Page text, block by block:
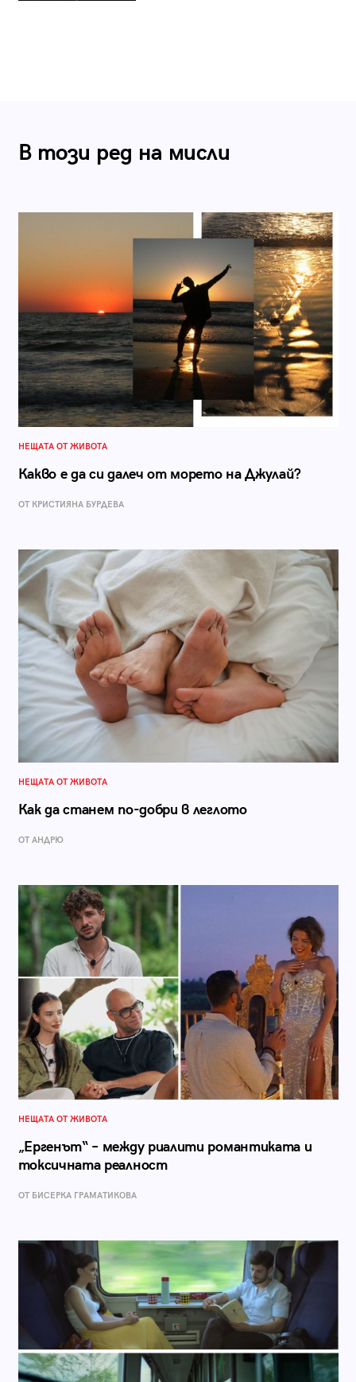
В този ред на мисли
НЕЩАТА ОТ ЖИВОТА
Какво е да си далеч от морето на Джулай?
ОТ КРИСТИЯНА БУРДЕВА
НЕЩАТА ОТ ЖИВОТА
Как да станем по-добри в леглото
ОТ АНДРЮ
НЕЩАТА ОТ ЖИВОТА
„Ергенът“ – между риалити романтиката и
токсичната реалност
ОТ БИСЕРКА ГРАМАТИКОВА